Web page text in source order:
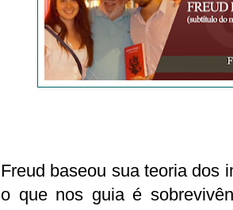
Freud baseou sua teoria dos
o que nos guia é